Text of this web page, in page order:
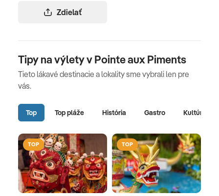
Zdielať
Tipy na výlety v Pointe aux Piments
Tieto lákavé destinacie a lokality sme vybrali len pre
vás.
Top Top pláže História Gastro Kultúra
TOP TOP